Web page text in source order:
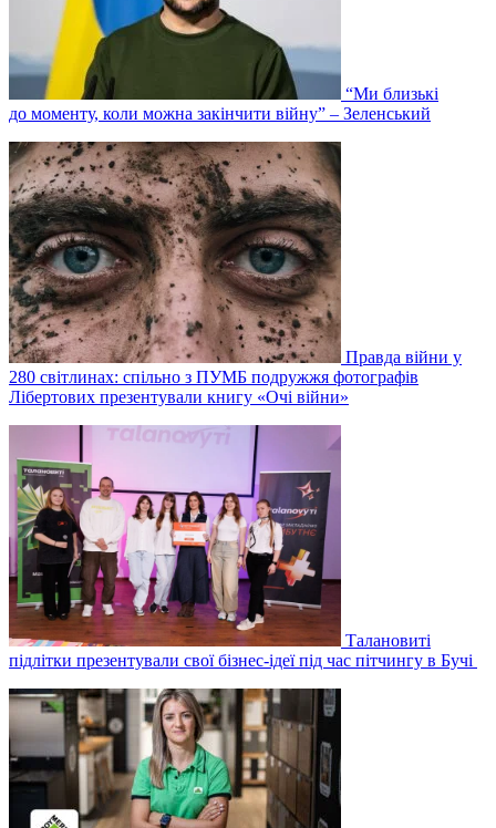
“Ми близькі
до моменту, коли можна закінчити війну” – Зеленський
Правда війни у
280 світлинах: спільно з ПУМБ подружжя фотографів
Лібертових презентували книгу «Очі війни»
Талановиті
підлітки презентували свої бізнес-ідеї під час пітчингу в Бучі